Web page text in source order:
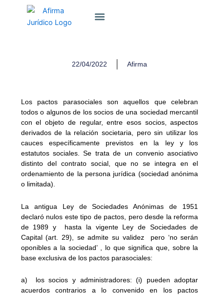
22/04/2022 Afirma
Los pactos parasociales son aquellos que celebran
todos o algunos de los socios de una sociedad mercantil
con el objeto de regular, entre esos socios, aspectos
derivados de la relación societaria, pero sin utilizar los
cauces específicamente previstos en la ley y los
estatutos sociales. Se trata de un convenio asociativo
distinto del contrato social, que no se integra en el
ordenamiento de la persona jurídica (sociedad anónima
o limitada).
La antigua Ley de Sociedades Anónimas de 1951
declaró nulos este tipo de pactos, pero desde la reforma
de 1989 y hasta la vigente Ley de Sociedades de
Capital (art. 29), se admite su validez pero ‘no serán
oponibles a la sociedad’ , lo que significa que, sobre la
base exclusiva de los pactos parasociales:
a) los socios y administradores: (i) pueden adoptar
acuerdos contrarios a lo convenido en los pactos